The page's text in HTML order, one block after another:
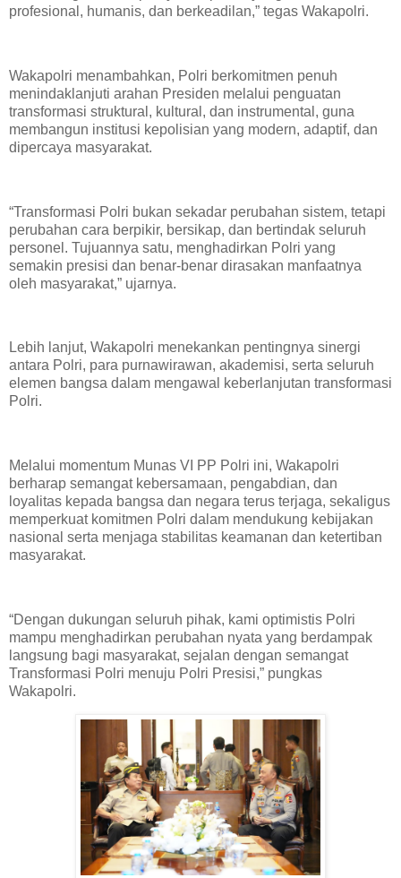
profesional, humanis, dan berkeadilan,” tegas Wakapolri.
Wakapolri menambahkan, Polri berkomitmen penuh
menindaklanjuti arahan Presiden melalui penguatan
transformasi struktural, kultural, dan instrumental, guna
membangun institusi kepolisian yang modern, adaptif, dan
dipercaya masyarakat.
“Transformasi Polri bukan sekadar perubahan sistem, tetapi
perubahan cara berpikir, bersikap, dan bertindak seluruh
personel. Tujuannya satu, menghadirkan Polri yang
semakin presisi dan benar-benar dirasakan manfaatnya
oleh masyarakat,” ujarnya.
Lebih lanjut, Wakapolri menekankan pentingnya sinergi
antara Polri, para purnawirawan, akademisi, serta seluruh
elemen bangsa dalam mengawal keberlanjutan transformasi
Polri.
Melalui momentum Munas VI PP Polri ini, Wakapolri
berharap semangat kebersamaan, pengabdian, dan
loyalitas kepada bangsa dan negara terus terjaga, sekaligus
memperkuat komitmen Polri dalam mendukung kebijakan
nasional serta menjaga stabilitas keamanan dan ketertiban
masyarakat.
“Dengan dukungan seluruh pihak, kami optimistis Polri
mampu menghadirkan perubahan nyata yang berdampak
langsung bagi masyarakat, sejalan dengan semangat
Transformasi Polri menuju Polri Presisi,” pungkas
Wakapolri.